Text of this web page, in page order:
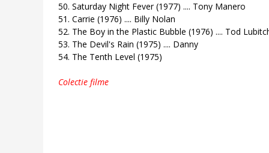
50. Saturday Night Fever (1977) .... Tony Manero
51. Carrie (1976) .... Billy Nolan
52. The Boy in the Plastic Bubble (1976) .... Tod
53. The Devil's Rain (1975) .... Danny
54. The Tenth Level (1975)
Colectie filme